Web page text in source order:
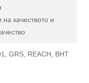
качеството и
GRS, REACH, BHT